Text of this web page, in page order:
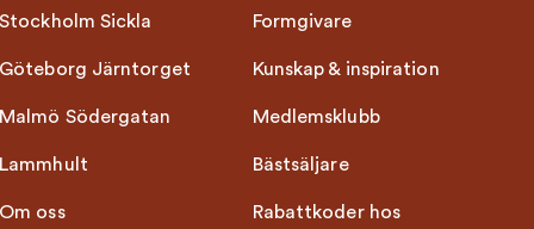
Stockholm Sickla
Göteborg Järntorget
Malmö Södergatan
Lammhult
Om oss
Formgivare
Kunskap & inspiration
Medlemsklubb
Bästsäljare
Rabattkoder hos